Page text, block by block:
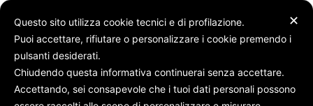
Tags Dipendenti comunali
Tag:dipendenti comunali
✕
Questo sito utilizza cookie tecnici e di profilazione.
Puoi accettare, rifiutare o personalizzare i cookie premendo i
pulsanti desiderati.
Chiudendo questa informativa continuerai senza accettare.
Accettando, sei consapevole che i tuoi dati personali possono